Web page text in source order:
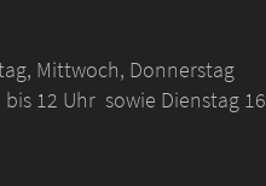
Mittwoch, Donnerstag
12 Uhr sowie Dienstag 16